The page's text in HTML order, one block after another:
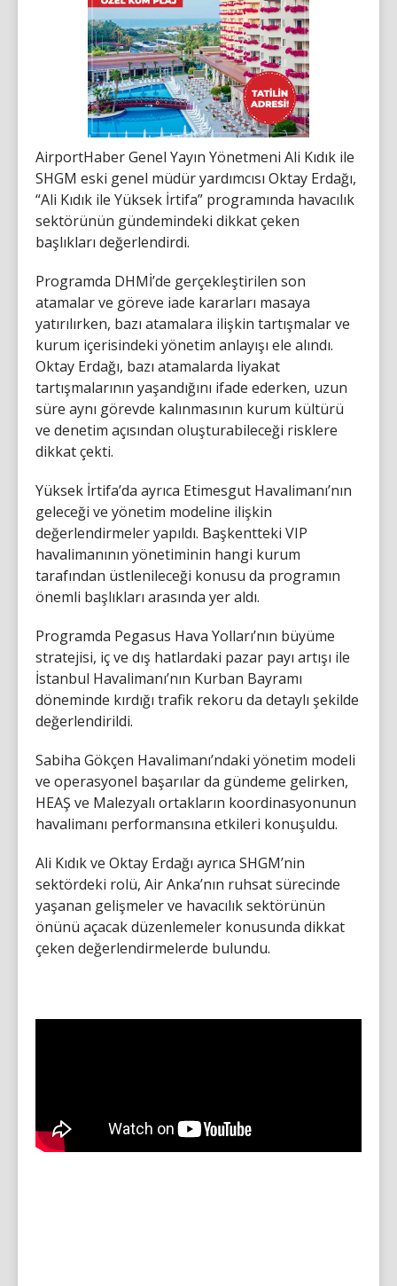
AirportHaber Genel Yayın Yönetmeni Ali Kıdık ile
SHGM eski genel müdür yardımcısı Oktay Erdağı,
“Ali Kıdık ile Yüksek İrtifa” programında havacılık
sektörünün gündemindeki dikkat çeken
başlıkları değerlendirdi.
Programda DHMİ’de gerçekleştirilen son
atamalar ve göreve iade kararları masaya
yatırılırken, bazı atamalara ilişkin tartışmalar ve
kurum içerisindeki yönetim anlayışı ele alındı.
Oktay Erdağı, bazı atamalarda liyakat
tartışmalarının yaşandığını ifade ederken, uzun
süre aynı görevde kalınmasının kurum kültürü
ve denetim açısından oluşturabileceği risklere
dikkat çekti.
Yüksek İrtifa’da ayrıca Etimesgut Havalimanı’nın
geleceği ve yönetim modeline ilişkin
değerlendirmeler yapıldı. Başkentteki VIP
havalimanının yönetiminin hangi kurum
tarafından üstlenileceği konusu da programın
önemli başlıkları arasında yer aldı.
Programda Pegasus Hava Yolları’nın büyüme
stratejisi, iç ve dış hatlardaki pazar payı artışı ile
İstanbul Havalimanı’nın Kurban Bayramı
döneminde kırdığı trafik rekoru da detaylı şekilde
değerlendirildi.
Sabiha Gökçen Havalimanı’ndaki yönetim modeli
ve operasyonel başarılar da gündeme gelirken,
HEAŞ ve Malezyalı ortakların koordinasyonunun
havalimanı performansına etkileri konuşuldu.
Ali Kıdık ve Oktay Erdağı ayrıca SHGM’nin
sektördeki rolü, Air Anka’nın ruhsat sürecinde
yaşanan gelişmeler ve havacılık sektörünün
önünü açacak düzenlemeler konusunda dikkat
çeken değerlendirmelerde bulundu.